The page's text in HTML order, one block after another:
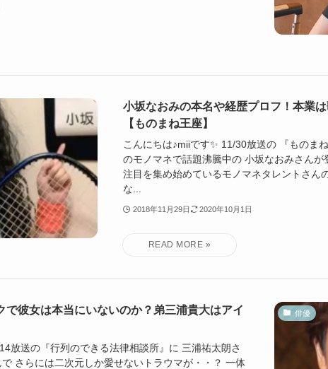
小坂なおみの本名や経歴プロフ！本業
【ものまね王座】
こんにちは♪miiです✨ 11/30放送の 『ものま
のモノマネで話題沸騰中の 小坂なおみさん
注目を集め始めているモノマネタレントさん
な...
2018年11月29日 2020年10月1日
俳優
で彼女は本当にいないのか？弟三浦貴大はアイ
放送の『行列のできる法律相談所』に 三浦祐太朗さ
さらには二次元しか愛せないトラウマが・・？ 一体